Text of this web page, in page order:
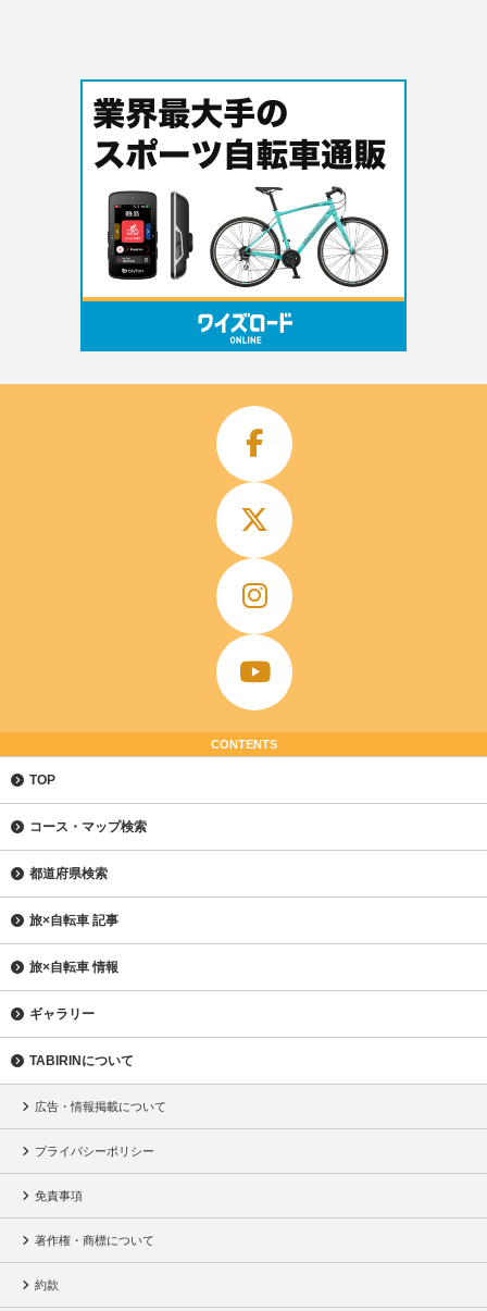
CONTENTS
TOP
コース・マップ検索
都道府県検索
旅×自転車 記事
旅×自転車 情報
ギャラリー
TABIRINについて
広告・情報掲載について
プライバシーポリシー
免責事項
著作権・商標について
約款